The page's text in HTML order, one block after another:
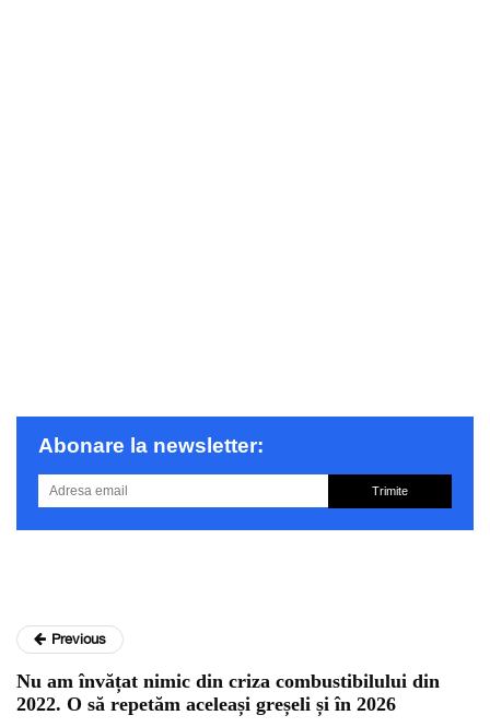
Abonare la newsletter:
Trimite
Previous
Nu am învățat nimic din criza combustibilului din
2022. O să repetăm aceleași greșeli și în 2026